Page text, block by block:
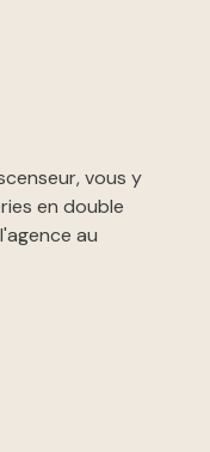
vous y
en double
au